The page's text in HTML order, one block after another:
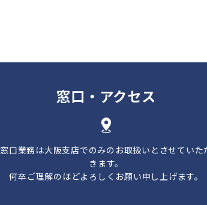
窓口・アクセス
窓口業務は大阪支店でのみのお取扱いとさせていた
きます。
何卒ご理解のほどよろしくお願い申し上げます。